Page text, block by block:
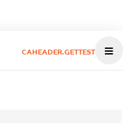
CAHEADER.GETTEST